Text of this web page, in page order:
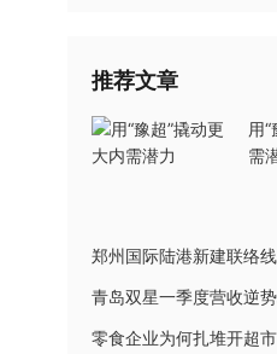
推荐文章
用
需
郑州国际陆港新建联络
青岛双星一季度营收逆
零食企业为何扎堆开超市